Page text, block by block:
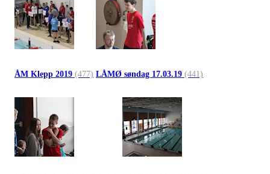
ÅM Klepp 2019 (477) LÅMØ søndag 17.03.19 (441)